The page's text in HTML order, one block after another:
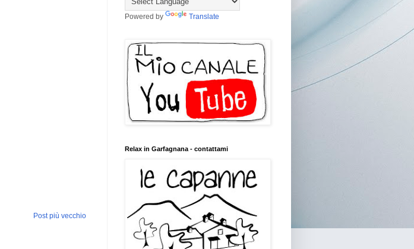
Post più vecchio
Powered by Translate
Relax in Garfagnana - contattami